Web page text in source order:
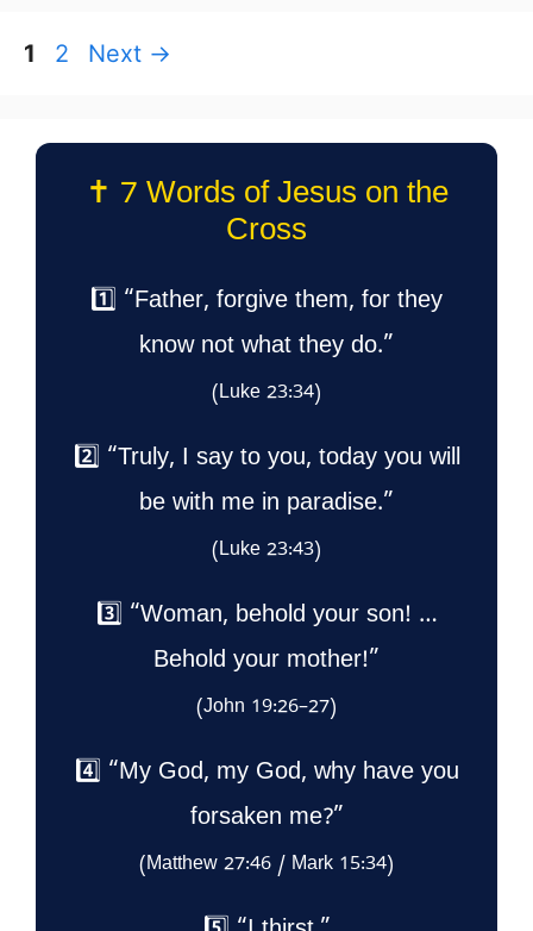
Page
1 Page
2 Next →
✝️ 7 Words of Jesus on the
Cross
1️⃣ “Father, forgive them, for they
know not what they do.”
(Luke 23:34)
2️⃣ “Truly, I say to you, today you will
be with me in paradise.”
(Luke 23:43)
3️⃣ “Woman, behold your son! …
Behold your mother!”
(John 19:26–27)
4️⃣ “My God, my God, why have you
forsaken me?”
(Matthew 27:46 / Mark 15:34)